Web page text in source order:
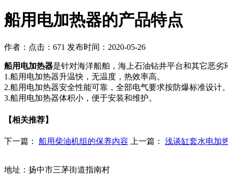
船用电加热器的产品特点
作者： 点击：671 发布时间：2020-05-26
船用电加热器是针对海洋船舶，海上石油钻井平台和其它恶
1.船用电加热器升温快，无温度，热效率高。
2.船用电加热器安全性能可靠，全部电气要求按防爆标准设计
3.船用电加热器体积小，便于安装和维护。
【相关推荐】
下一篇： 船用柴油机组的保养内容 上一篇： 浅谈缸套水电加
地址：扬中市三茅街道指南村